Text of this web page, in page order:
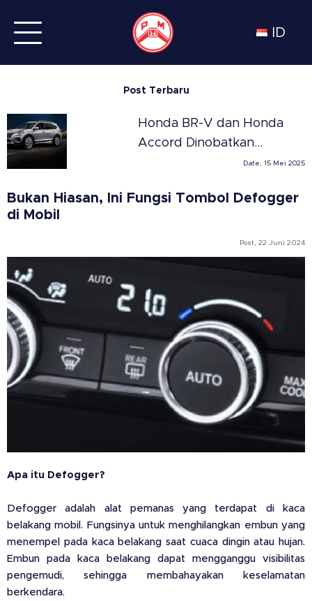
ID
Bukan Hiasan, Ini Fungsi Tombol Defogger
di Mobil
Post, 22 Juni 2024
Apa itu Defogger?
Defogger adalah alat pemanas yang terdapat di kaca
belakang mobil. Fungsinya untuk menghilangkan embun yang
menempel pada kaca belakang saat cuaca dingin atau hujan.
Embun pada kaca belakang dapat mengganggu visibilitas
pengemudi, sehingga membahayakan keselamatan
berkendara.
Post Terbaru
Honda BR-V dan Honda
Accord Dinobatkan
Sebagai SUV dan Sedan
Meksiko versi Automovil
Date, 15 Mei 2025